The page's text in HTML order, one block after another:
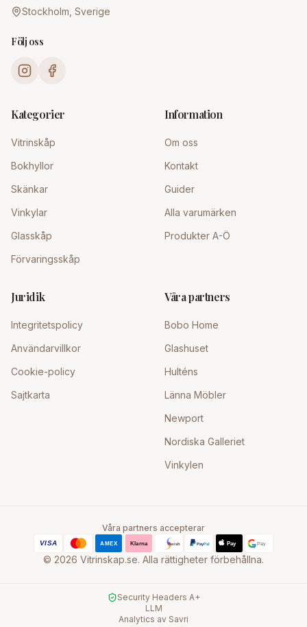
Stockholm, Sverige
Följ oss
Kategorier
Vitrinskåp
Bokhyllor
Skänkar
Vinkylar
Glasskåp
Förvaringsskåp
Information
Om oss
Kontakt
Guider
Alla varumärken
Produkter A-Ö
Juridik
Integritetspolicy
Användarvillkor
Cookie-policy
Sajtkarta
Våra partners
Bobo Home
Glashuset
Hulténs
Länna Möbler
Newport
Nordiska Galleriet
Vinkylen
Våra partners accepterar
© 2026 Vitrinskap.se. Alla rättigheter förbehållna.
Security Headers A+
LLM
Analytics av Savri